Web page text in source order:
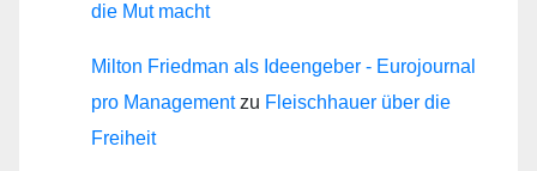
die Mut macht
Milton Friedman als Ideengeber - Eurojournal
pro Managementzu Fleischhauer über die
Freiheit